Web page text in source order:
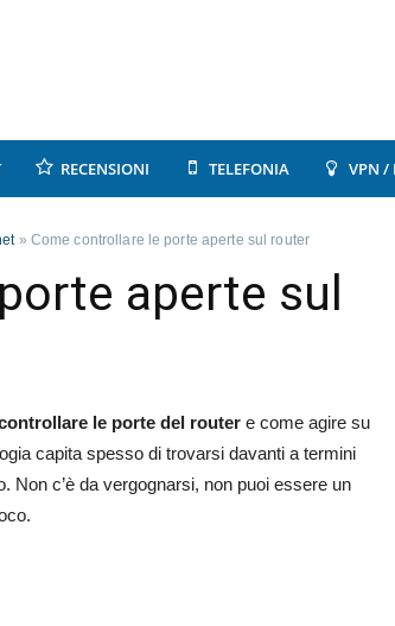
RECENSIONI TELEFONIA VPN /
» Come controllare le porte aperte sul router
aperte sul
le porte del router e come agire su
capita spesso di trovarsi davanti a termini
Non c’è da vergognarsi, non puoi essere un